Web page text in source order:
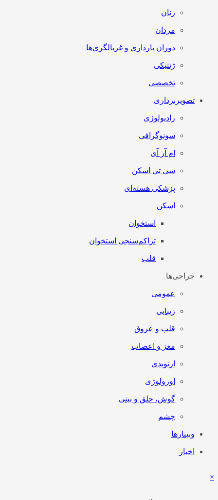
زنان
مردان
دوران بارداری و غربالگری‌ها
ژنتیکی
تخصصی
تصویربرداری
رادیولوژی
سونوگرافی
ام آر آی
سی تی اسکن
پزشکی هسته‌ای
اسکن
استخوان
تراکم‌سنجی استخوان
قلب
جراحی‌ها
عمومی
زیبایی
قلب و عروق
مغز و اعصاب
ارتوپدی
اورولوژی
گوش، حلق و بینی
چشم
وبینارها
اخبار
×